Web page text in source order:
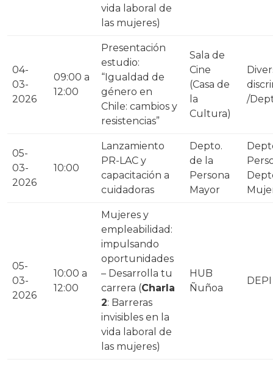
vida laboral de
las mujeres)
04-
03-
2026
09:00 a
12:00
Presentación
estudio:
“Igualdad de
género en
Chile: cambios y
resistencias”
Sala de
Cine
(Casa de
la
Cultura)
/
05-
03-
2026
10:00
Lanzamiento
PR-LAC y
capacitación a
cuidadoras
Depto.
de la
Persona
Mayor
05-
03-
2026
10:00 a
12:00
Mujeres y
empleabilidad:
impulsando
oportunidades
– Desarrolla tu
carrera (Charla
2: Barreras
invisibles en la
vida laboral de
las mujeres)
HUB
Ñuñoa